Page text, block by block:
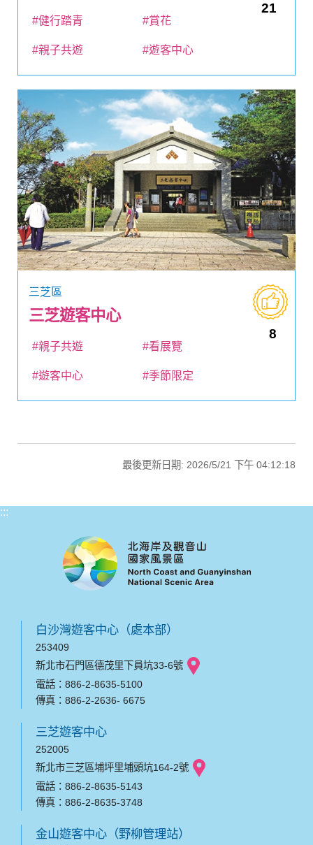
21
#健行踏青 #賞花
#親子共遊 #遊客中心
三芝區
三芝遊客中心
8
#親子共遊 #看展覽
#遊客中心 #季節限定
最後更新日期: 2026/5/21 下午 04:12:18
:::
白沙灣遊客中心（處本部）
253409
新北市石門區德茂里下員坑33-6號
電話：886-2-8635-5100
傳真：886-2-2636- 6675
三芝遊客中心
252005
新北市三芝區埔坪里埔頭坑164-2號
電話：886-2-8635-5143
傳真：886-2-8635-3748
金山遊客中心（野柳管理站）